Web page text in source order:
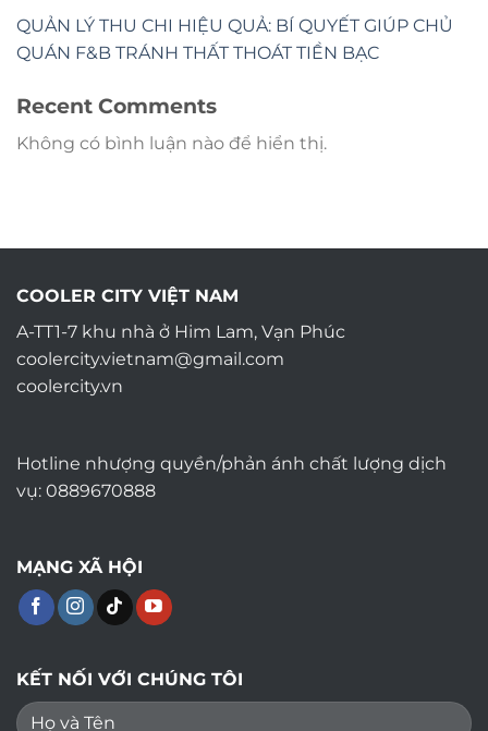
QUẢN LÝ THU CHI HIỆU QUẢ: BÍ QUYẾT GIÚP CHỦ
QUÁN F&B TRÁNH THẤT THOÁT TIỀN BẠC
Recent Comments
Không có bình luận nào để hiển thị.
COOLER CITY VIỆT NAM
A-TT1-7 khu nhà ở Him Lam, Vạn Phúc
coolercity.vietnam@gmail.com
coolercity.vn
Hotline nhượng quyền/phản ánh chất lượng dịch
vụ: 0889670888
MẠNG XÃ HỘI
KẾT NỐI VỚI CHÚNG TÔI